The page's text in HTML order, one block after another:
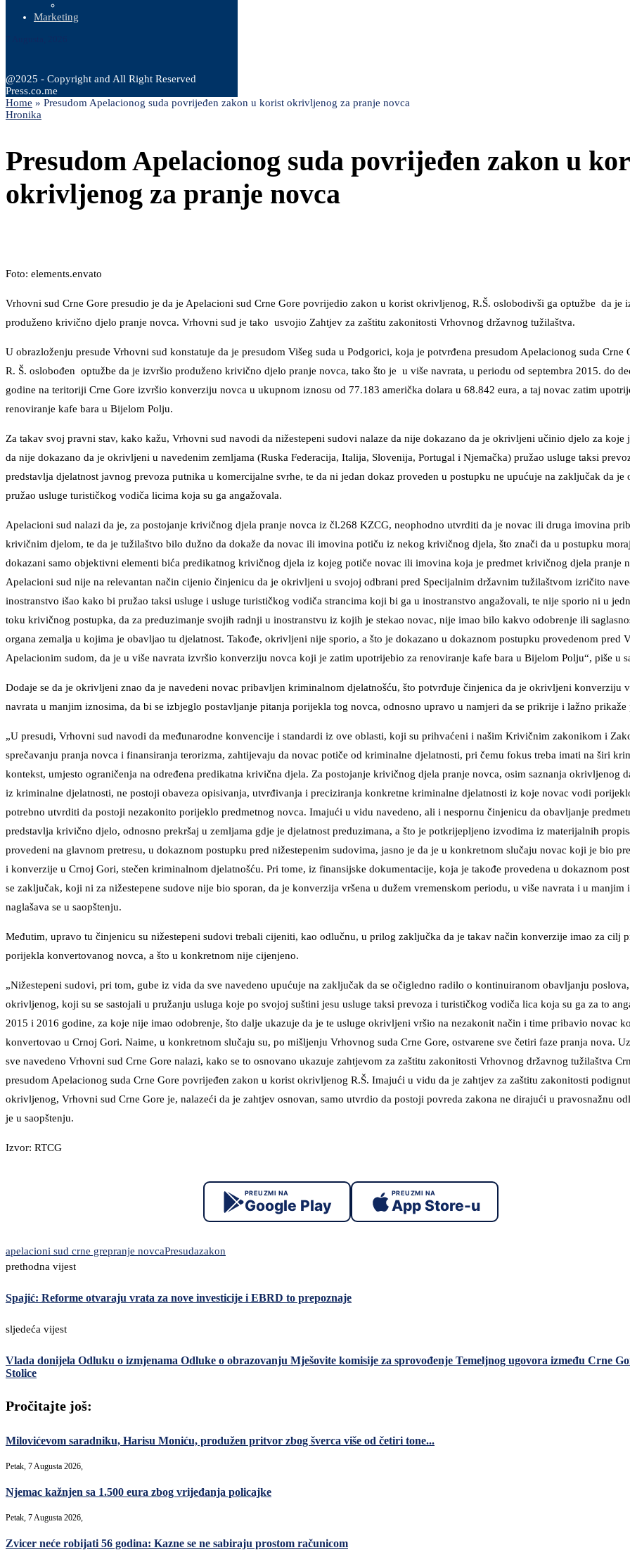
Marketing
@2025 - Copyright and All Right Reserved
Press.co.me
Home » Presudom Apelacionog suda povrijeđen zakon u korist okrivljenog za pranje novca
Hronika
Presudom Apelacionog suda povrijeđen zakon u
okrivljenog za pranje novca
Foto: elements.envato
Vrhovni sud Crne Gore presudio je da je Apelacioni sud Crne Gore povrijedio zakon u korist okrivljenog, R.Š. oslobodivši ga optužbe da je
produženo krivično djelo pranje novca. Vrhovni sud je tako usvojio Zahtjev za zaštitu zakonitosti Vrhovnog državnog tužilaštva.
U obrazloženju presude Vrhovni sud konstatuje da je presudom Višeg suda u Podgorici, koja je potvrđena presudom Apelacionog suda
R. Š. oslobođen optužbe da je izvršio produženo krivično djelo pranje novca, tako što je u više navrata, u periodu od septembra 2015. do
godine na teritoriji Crne Gore izvršio konverziju novca u ukupnom iznosu od 77.183 američka dolara u 68.842 eura, a taj novac zatim
renoviranje kafe bara u Bijelom Polju.
Za takav svoj pravni stav, kako kažu, Vrhovni sud navodi da nižestepeni sudovi nalaze da nije dokazano da je okrivljeni učinio djelo za koje
da nije dokazano da je okrivljeni u navedenim zemljama (Ruska Federacija, Italija, Slovenija, Portugal i Njemačka) pružao usluge taksi
predstavlja djelatnost javnog prevoza putnika u komercijalne svrhe, te da ni jedan dokaz proveden u postupku ne upućuje na zaključak da
pružao usluge turističkog vodiča licima koja su ga angažovala.
Apelacioni sud nalazi da je, za postojanje krivičnog djela pranje novca iz čl.268 KZCG, neophodno utvrditi da je novac ili druga imovina
krivičnim djelom, te da je tužilaštvo bilo dužno da dokaže da novac ili imovina potiču iz nekog krivičnog djela, što znači da u postupku
dokazani samo objektivni elementi bića predikatnog krivičnog djela iz kojeg potiče novac ili imovina koja je predmet krivičnog djela pranje
Apelacioni sud nije na relevantan način cijenio činjenicu da je okrivljeni u svojoj odbrani pred Specijalnim državnim tužilaštvom izričito
inostranstvo išao kako bi pružao taksi usluge i usluge turističkog vodiča strancima koji bi ga u inostranstvo angažovali, te nije sporio ni u
toku krivičnog postupka, da za preduzimanje svojih radnji u inostranstvu iz kojih je stekao novac, nije imao bilo kakvo odobrenje ili
organa zemalja u kojima je obavljao tu djelatnost. Takođe, okrivljeni nije sporio, a što je dokazano u dokaznom postupku provedenom pred
Apelacionim sudom, da je u više navrata izvršio konverziju novca koji je zatim upotrijebio za renoviranje kafe bara u Bijelom Polju“, piše u
Dodaje se da je okrivljeni znao da je navedeni novac pribavljen kriminalnom djelatnošću, što potvrđuje činjenica da je okrivljeni konverziju
navrata u manjim iznosima, da bi se izbjeglo postavljanje pitanja porijekla tog novca, odnosno upravo u namjeri da se prikrije i lažno
„U presudi, Vrhovni sud navodi da međunarodne konvencije i standardi iz ove oblasti, koji su prihvaćeni i našim Krivičnim zakonikom i
sprečavanju pranja novca i finansiranja terorizma, zahtijevaju da novac potiče od kriminalne djelatnosti, pri čemu fokus treba imati na širi
kontekst, umjesto ograničenja na određena predikatna krivična djela. Za postojanje krivičnog djela pranje novca, osim saznanja okrivljenog
iz kriminalne djelatnosti, ne postoji obaveza opisivanja, utvrđivanja i preciziranja konkretne kriminalne djelatnosti iz koje novac vodi
potrebno utvrditi da postoji nezakonito porijeklo predmetnog novca. Imajući u vidu navedeno, ali i nespornu činjenicu da obavljanje
predstavlja krivično djelo, odnosno prekršaj u zemljama gdje je djelatnost preduzimana, a što je potkrijepljeno izvodima iz materijalnih
provedeni na glavnom pretresu, u dokaznom postupku pred nižestepenim sudovima, jasno je da je u konkretnom slučaju novac koji je bio
i konverzije u Crnoj Gori, stečen kriminalnom djelatnošću. Pri tome, iz finansijske dokumentacije, koja je takođe provedena u dokaznom
se zaključak, koji ni za nižestepene sudove nije bio sporan, da je konverzija vršena u dužem vremenskom periodu, u više navrata i u manjim
naglašava se u saopštenju.
Međutim, upravo tu činjenicu su nižestepeni sudovi trebali cijeniti, kao odlučnu, u prilog zaključka da je takav način konverzije imao za cilj
porijekla konvertovanog novca, a što u konkretnom nije cijenjeno.
„Nižestepeni sudovi, pri tom, gube iz vida da sve navedeno upućuje na zaključak da se očigledno radilo o kontinuiranom obavljanju
okrivljenog, koji su se sastojali u pružanju usluga koje po svojoj suštini jesu usluge taksi prevoza i turističkog vodiča lica koja su ga za to
2015 i 2016 godine, za koje nije imao odobrenje, što dalje ukazuje da je te usluge okrivljeni vršio na nezakonit način i time pribavio novac
konvertovao u Crnoj Gori. Naime, u konkretnom slučaju su, po mišljenju Vrhovnog suda Crne Gore, ostvarene sve četiri faze pranja nova.
sve navedeno Vrhovni sud Crne Gore nalazi, kako se to osnovano ukazuje zahtjevom za zaštitu zakonitosti Vrhovnog državnog tužilaštva
presudom Apelacionog suda Crne Gore povrijeđen zakon u korist okrivljenog R.Š. Imajući u vidu da je zahtjev za zaštitu zakonitosti
okrivljenog, Vrhovni sud Crne Gore je, nalazeći da je zahtjev osnovan, samo utvrdio da postoji povreda zakona ne dirajući u pravosnažnu
je u saopštenju.
Izvor: RTCG
PREUZMI NA
Google Play
PREUZMI NA
App Store-u
apelacioni sud crne grepranje novcaPresudazakon
prethodna vijest
Spajić: Reforme otvaraju vrata za nove investicije i EBRD to prepoznaje
sljedeća vijest
Vlada donijela Odluku o izmjenama Odluke o obrazovanju Mješovite komisije za sprovođenje Temeljnog ugovora između Crne
Stolice
Pročitajte još:
Milovićevom saradniku, Harisu Moniću, produžen pritvor zbog šverca više od četiri tone...
Petak, 7 Augusta 2026,
Njemac kažnjen sa 1.500 eura zbog vrijeđanja policajke
Petak, 7 Augusta 2026,
Zvicer neće robijati 56 godina: Kazne se ne sabiraju prostom računicom